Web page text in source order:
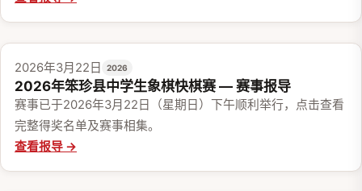
赛事报导
2026年3月22日 2026
2026年笨珍县中学生象棋快棋赛 — 赛事报导
赛事已于2026年3月22日（星期日）下午顺利举行，点击查看
完整得奖名单及赛事相集。
查看报导 →